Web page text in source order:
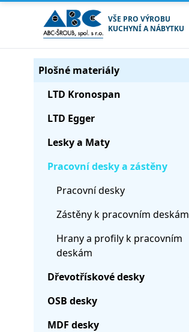
ABC ŠROUB, spol. s r.o.
VŠE PRO VÝROBU
KUCHYNÍ A NÁBYTKU
Seznam produktů
Kategorie
Plošné materiály
LTD Kronospan
LTD Egger
Lesky a Maty
Pracovní desky a zástěny
Pracovní desky
Zástěny k pracovním deskám
Hrany a profily k pracovním
deskám
Dřevotřískové desky
OSB desky
MDF desky